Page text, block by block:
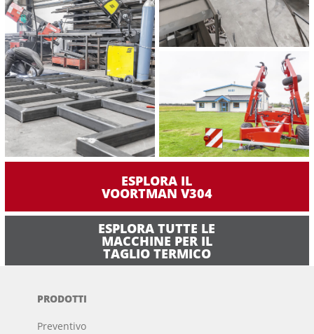
ESPLORA IL
VOORTMAN V304
ESPLORA TUTTE LE
MACCHINE PER IL
TAGLIO TERMICO
PRODOTTI
Preventivo